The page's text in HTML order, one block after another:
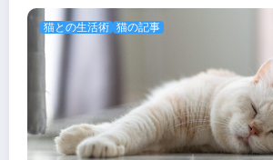
猫との生活術 猫の記事